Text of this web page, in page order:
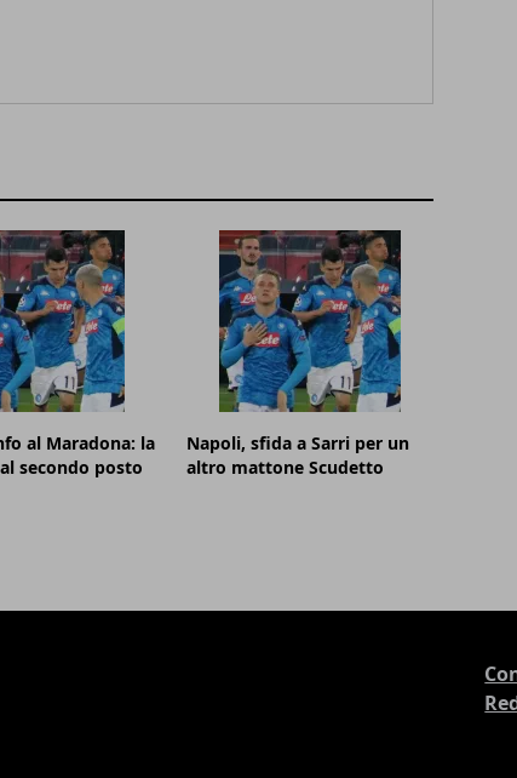
al Maradona: la
secondo posto
Napoli, sfida a Sarri per un
altro mattone Scudetto